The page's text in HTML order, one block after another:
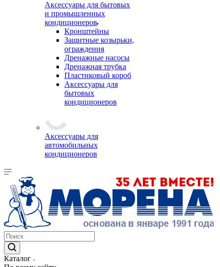
Аксессуары для бытовых
и промышленных
кондиционеров
Кронштейны
Защитные козырьки,
ограждения
Дренажные насосы
Дренажная трубка
Пластиковый короб
Аксессуары для
бытовых
кондиционеров
Аксессуары для
автомобильных
кондиционеров
Каталог